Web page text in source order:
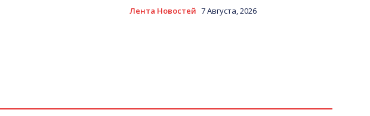
Лента Новостей 7 Августа, 2026